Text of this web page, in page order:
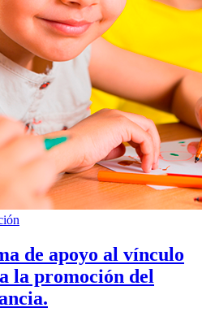
de apoyo al vínculo
la promoción del